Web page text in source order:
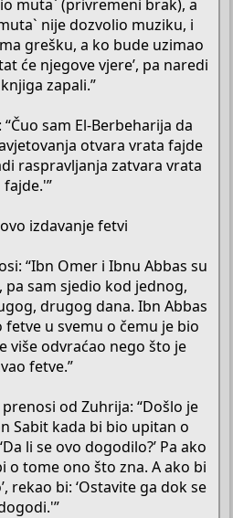
muta` (privremeni brak), a
nije dozvolio muziku, i
grešku, a ko bude uzimao
će njegove vjere’, pa naredi
zapali.”
sam El-Berbeharija da
otvara vrata fajde
raspravljanja zatvara vrata
fajde.'”
izdavanje fetvi
“Ibn Omer i Ibnu Abbas su
sam sjedio kod jednog,
drugog dana. Ibn Abbas
u svemu o čemu je bio
više odvraćao nego što je
fetve.”
od Zuhrija: “Došlo je
Sabit kada bi bio upitan o
li se ovo dogodilo?’ Pa ako
o tome ono što zna. A ako bi
rekao bi: ‘Ostavite ga dok se